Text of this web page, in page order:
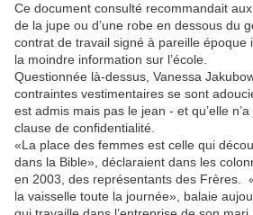
Ce document consulté recommandait
de la jupe ou d’une robe en dessous du
contrat de travail signé à pareille époque
la moindre information sur l’école.
Questionnée là-dessus, Vanessa
contraintes vestimentaires se sont
est admis mais pas le jean - et qu’elle
clause de confidentialité.
«La place des femmes est celle qui
dans la Bible», déclaraient dans les
en 2003, des représentants des Frères.
la vaisselle toute la journée», balaie